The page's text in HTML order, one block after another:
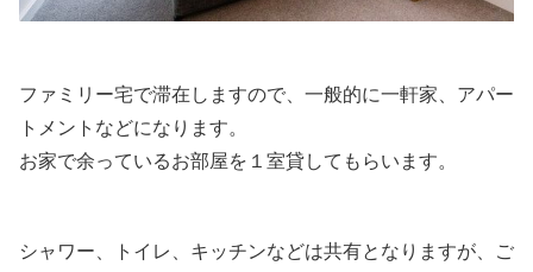
ファミリー宅で滞在しますので、一般的に一軒家、アパー
トメントなどになります。
お家で余っているお部屋を１室貸してもらいます。
シャワー、トイレ、キッチンなどは共有となりますが、ご